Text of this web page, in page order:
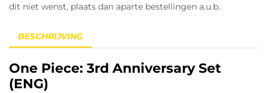
dit niet wenst, plaats dan aparte bestellingen a.u.b.
BESCHRIJVING
One Piece: 3rd Anniversary Set
(ENG)